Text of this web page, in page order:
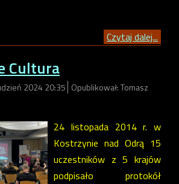
Czytaj dalej...
Cultura
2024 20:35 Opublikował: Tomasz
24 listopada 2014 r. w
Kostrzynie nad Odrą 15
uczestników z 5 krajów
podpisało protokół